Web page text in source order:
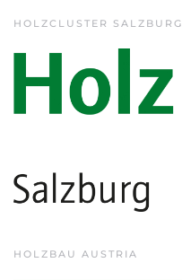
HOLZCLUSTER SALZBURG
HOLZBAU AUSTRIA